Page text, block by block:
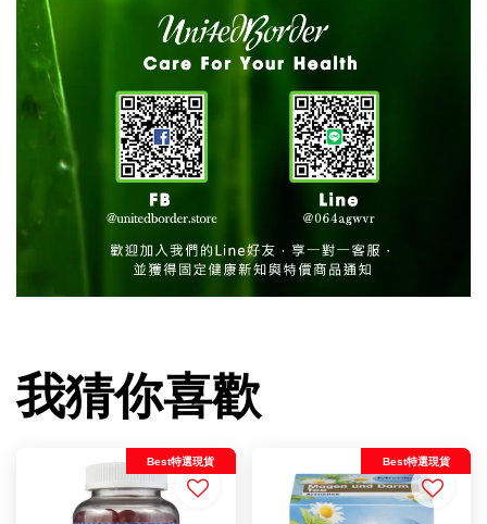
我猜你喜歡
Best特選現貨 Best特選現貨